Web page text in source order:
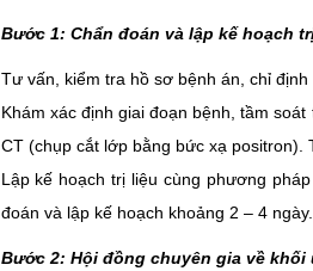
Bước 1: Chẩn đoán và lập kế hoạch
Tư vấn, kiểm tra hồ sơ bệnh án, chỉ
Khám xác định giai đoạn bệnh, tầm
CT (chụp cắt lớp bằng bức xạ positron).
Lập kế hoạch trị liệu cùng phương
đoán và lập kế hoạch khoảng 2 – 4 ngày.
Bước 2: Hội đồng chuyên gia về khối